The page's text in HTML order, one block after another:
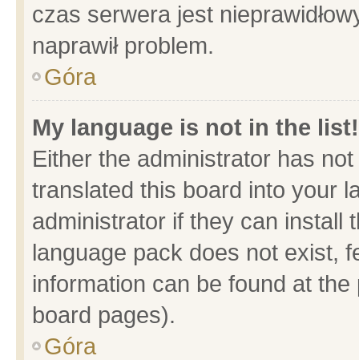
czas serwera jest
naprawił problem.
Góra
My language is not in the list!
Either the administrator has
translated this board into your
administrator if they can install
language pack does not exist,
information can be found at
board pages).
Góra